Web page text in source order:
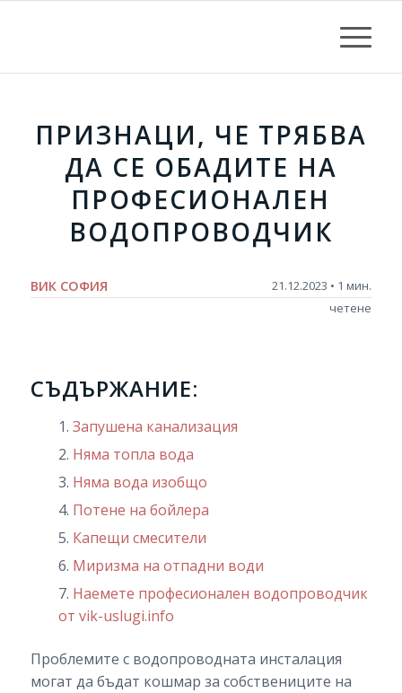
ПРИЗНАЦИ, ЧЕ ТРЯБВА
ДА СЕ ОБАДИТЕ НА
ПРОФЕСИОНАЛЕН
ВОДОПРОВОДЧИК
ВИК СОФИЯ
21.12.2023 • 1 мин.
четене
СЪДЪРЖАНИЕ:
Запушена канализация
Няма топла вода
Няма вода изобщо
Потене на бойлера
Капещи смесители
Миризма на отпадни води
Наемете професионален водопроводчик
от vik-uslugi.info
Проблемите с водопроводната инсталация
могат да бъдат кошмар за собствениците на